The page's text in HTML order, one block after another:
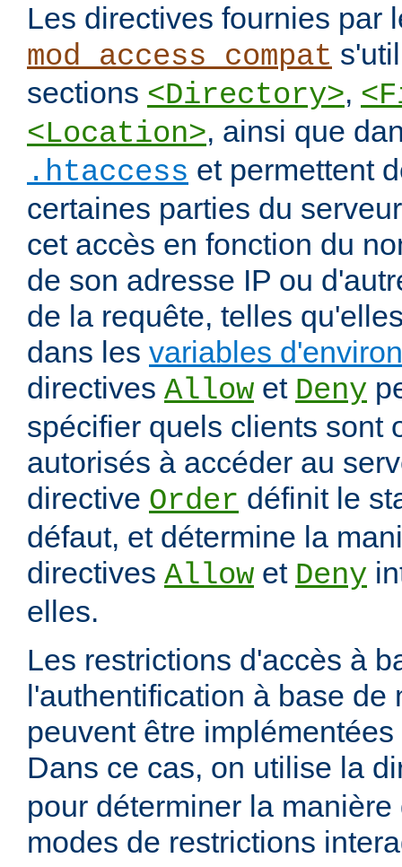
Les directives fournies par
mod_access_compat
sections <Directory>,
<Location>, ainsi que
.htaccess et permettent
certaines parties du
cet accès en fonction du
de son adresse IP ou
de la requête, telles
dans les variables
directives Allow et Deny
spécifier quels clients sont
autorisés à accéder au
directive Order définit le
défaut, et détermine la
directives Allow et Deny
elles.
Les restrictions d'accès à
l'authentification à base de
peuvent être
Dans ce cas, on utilise la
pour déterminer la
modes de restrictions